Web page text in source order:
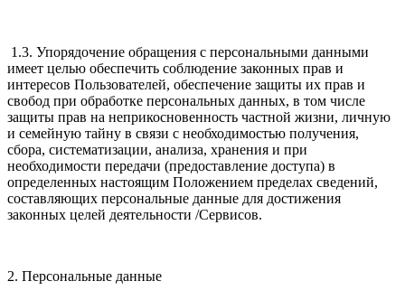
1.3. Упорядочение обращения с персональными данными
имеет целью обеспечить соблюдение законных прав и
интересов Пользователей, обеспечение защиты их прав и
свобод при обработке персональных данных, в том числе
защиты прав на неприкосновенность частной жизни, личную
и семейную тайну в связи с необходимостью получения,
сбора, систематизации, анализа, хранения и при
необходимости передачи (предоставление доступа) в
определенных настоящим Положением пределах сведений,
составляющих персональные данные для достижения
законных целей деятельности /Сервисов.
2. Персональные данные